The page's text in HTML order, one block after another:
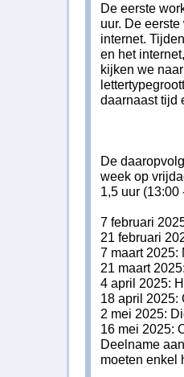
De eerste
uur. De
internet.
en het
kijken we
daarnaast tijd
De
week op
1,5 uur (13:00
7 februari
21 februari
7 maart 2025:
21 maart
4 april 2025:
18 april 2025:
2 mei 2025:
16 mei 2025:
Deelname
moeten enkel